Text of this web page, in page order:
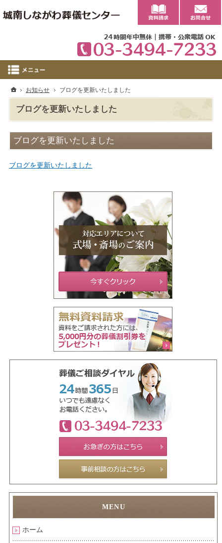
ブログを更新いたしました
ブログを更新いたしました
ブログを更新いたしました
ホーム
ホーム
お知らせ ブログを更新いたしました